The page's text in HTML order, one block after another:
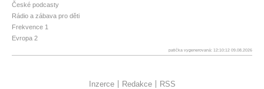
České podcasty
Rádio a zábava pro děti
Frekvence 1
Evropa 2
patička vygenerovaná: 12:10:12 09.08.2026
Inzerce Redakce RSS